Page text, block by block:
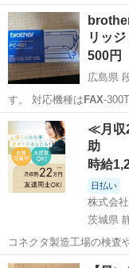
サイクル品ですので、キズ・汚れあり
北海道 札幌市 発
リッ
500円
広島県
す。 対応機種は FAX-
350CL、FAX-350CLW、
310DL、FAX -310DW、
広島 広島市 段原
≪月収
助
時給
日払い
株式会
茨城県
コネクタ製造工場の検査
日128日★クリーンルー
茨城 常陸大宮市